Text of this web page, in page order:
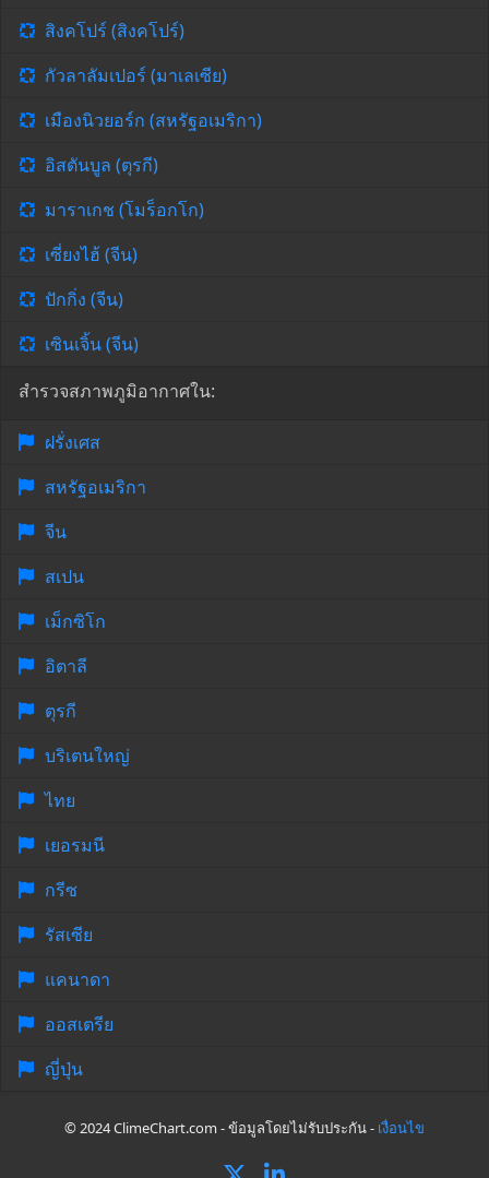
สิงคโปร์ (สิงคโปร์)
กัวลาลัมเปอร์ (มาเลเซีย)
เมืองนิวยอร์ก (สหรัฐอเมริกา)
อิสตันบูล (ตุรกี)
มาราเกช (โมร็อกโก)
เซี่ยงไฮ้ (จีน)
ปักกิ่ง (จีน)
เซินเจิ้น (จีน)
สำรวจสภาพภูมิอากาศใน:
ฝรั่งเศส
สหรัฐอเมริกา
จีน
สเปน
เม็กซิโก
อิตาลี
ตุรกี
บริเตนใหญ่
ไทย
เยอรมนี
กรีซ
รัสเซีย
แคนาดา
ออสเตรีย
ญี่ปุ่น
© 2024 ClimeChart.com - ข้อมูลโดยไม่รับประกัน - เงื่อนไข